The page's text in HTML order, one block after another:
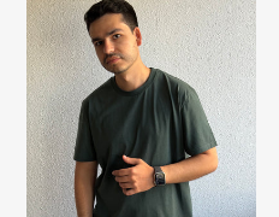
MANGA
CORTA
RELAXED
FIT
¨DARK
GREEN¨